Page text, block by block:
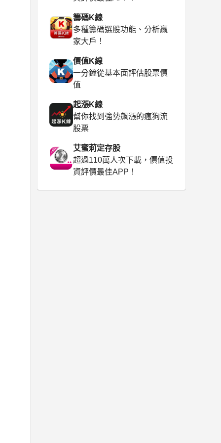
籌碼K線
多種籌碼選股功能、分析贏
家大戶！
價值K線
一分鐘從基本面評估股票價
值
起漲K線
幫你找到強勢飆漲的瘋狗流
股票
艾蜜莉定存股
超過110萬人次下載，價值投
資評價最佳APP！